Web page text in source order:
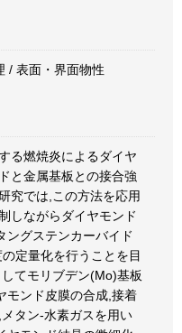
/ 表面・界面物性
る燃焼炎によるダイヤ
と金属基板との接合強
究では,この方法を応用
しながらダイヤモンド
ングステンカーバイド
定量化を行うことを目
てモリブデン(Mo)基板
モンド皮膜の合成,接着
タン-水素ガスを用い